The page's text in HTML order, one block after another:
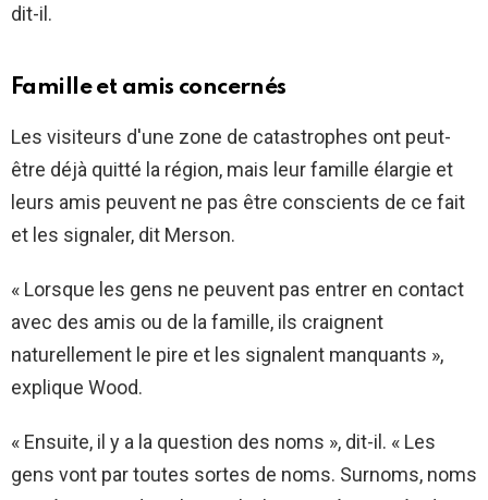
dit-il.
Famille et amis concernés
Les visiteurs d'une zone de catastrophes ont peut-
être déjà quitté la région, mais leur famille élargie et
leurs amis peuvent ne pas être conscients de ce fait
et les signaler, dit Merson.
« Lorsque les gens ne peuvent pas entrer en contact
avec des amis ou de la famille, ils craignent
naturellement le pire et les signalent manquants »,
explique Wood.
« Ensuite, il y a la question des noms », dit-il. « Les
gens vont par toutes sortes de noms. Surnoms, noms